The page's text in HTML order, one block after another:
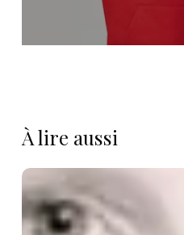
À lire aussi